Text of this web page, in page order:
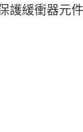
護緩衝器元